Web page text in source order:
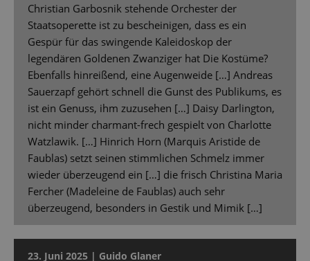
Christian Garbosnik stehende Orchester der
Staatsoperette ist zu bescheinigen, dass es ein
Gespür für das swingende Kaleidoskop der
legendären Goldenen Zwanziger hat Die Kostüme?
Ebenfalls hinreißend, eine Augenweide […] Andreas
Sauerzapf gehört schnell die Gunst des Publikums, es
ist ein Genuss, ihm zuzusehen […] Daisy Darlington,
nicht minder charmant-frech gespielt von Charlotte
Watzlawik. […] Hinrich Horn (Marquis Aristide de
Faublas) setzt seinen stimmlichen Schmelz immer
wieder überzeugend ein […] die frisch Christina Maria
Fercher (Madeleine de Faublas) auch sehr
überzeugend, besonders in Gestik und Mimik […]
23. Juni 2025 | Guido Glaner